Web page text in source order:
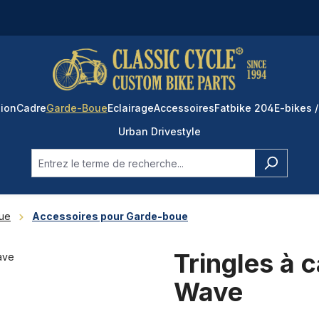
CadreGarde-BoueEclairageAccessoiresFatbike 204E-bikes
Urban Drivestyle
Accessoires pour Garde-boue
Tringles à
Wave